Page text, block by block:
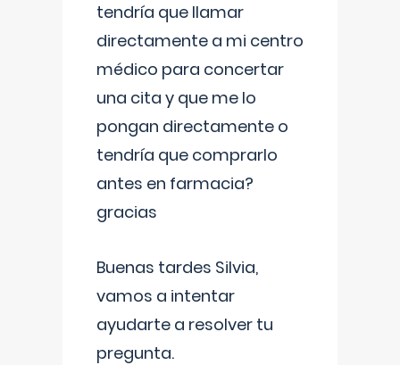
tendría que llamar
directamente a mi centro
médico para concertar
una cita y que me lo
pongan directamente o
tendría que comprarlo
antes en farmacia?
gracias
Buenas tardes Silvia,
vamos a intentar
ayudarte a resolver tu
pregunta.